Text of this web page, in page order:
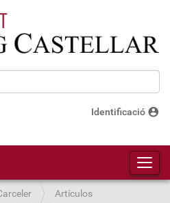
Identificació account_circle
Artículos